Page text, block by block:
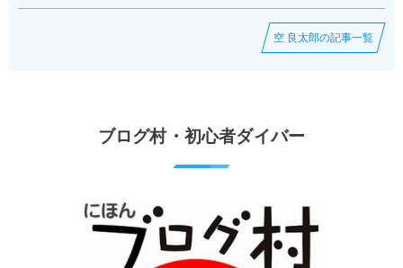
空 良太郎の記事一覧
ブログ村・初心者ダイバー